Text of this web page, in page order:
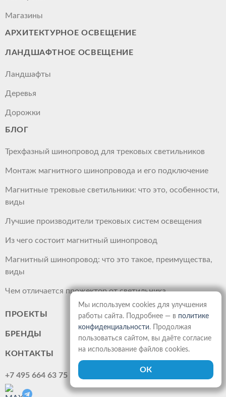
Магазины
АРХИТЕКТУРНОЕ ОСВЕЩЕНИЕ
ЛАНДШАФТНОЕ ОСВЕЩЕНИЕ
Ландшафты
Деревья
Дорожки
БЛОГ
Трехфазный шинопровод для трековых светильников
Монтаж магнитного шинопровода и его подключение
Магнитные трековые светильники: что это, особенности,
виды
Лучшие производители трековых систем освещения
Из чего состоит магнитный шинопровод
Магнитный шинопровод: что это такое, преимущества,
виды
Чем отличается прожектор от светильника
ПРОЕКТЫ
БРЕНДЫ
КОНТАКТЫ
+7 495 664 63 75
Мы используем cookies для улучшения
работы сайта. Подробнее — в политике
конфиденциальности. Продолжая
пользоваться сайтом, вы даёте согласие
на использование файлов cookies.